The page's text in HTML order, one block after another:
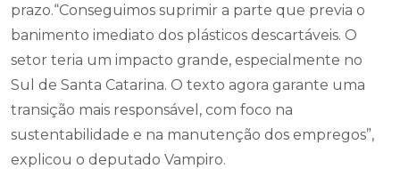
prazo.“Conseguimos suprimir a parte que previa o
banimento imediato dos plásticos descartáveis. O
setor teria um impacto grande, especialmente no
Sul de Santa Catarina. O texto agora garante uma
transição mais responsável, com foco na
sustentabilidade e na manutenção dos empregos”,
explicou o deputado Vampiro.